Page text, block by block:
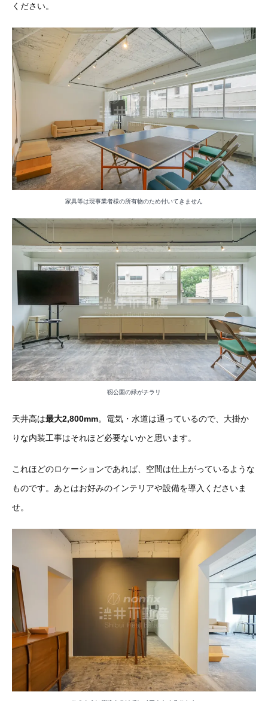
ください。
家具等は現事業者様の所有物のため付いてきません
靱公園の緑がチラリ
天井高は最大2,800mm。電気・水道は通っているので、大掛か
りな内装工事はそれほど必要ないかと思います。
これほどのロケーションであれば、空間は仕上がっているような
ものです。あとはお好みのインテリアや設備を導入くださいま
せ。